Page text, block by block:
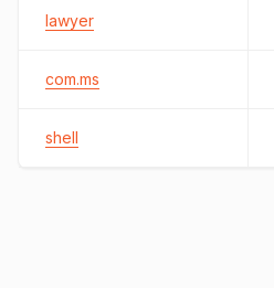
lawyer
com.ms
shell